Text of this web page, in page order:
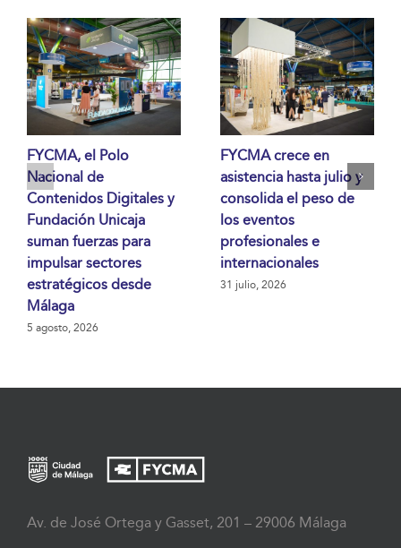
FYCMA, el Polo
Nacional de
Contenidos Digitales y
Fundación Unicaja
suman fuerzas para
impulsar sectores
estratégicos desde
Málaga
5 agosto, 2026
FYCMA crece en
asistencia hasta julio y
consolida el peso de
los eventos
profesionales e
internacionales
31 julio, 2026
Av. de José Ortega y Gasset, 201 – 29006 Málaga